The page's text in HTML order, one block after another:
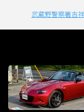
武蔵野警察署吉